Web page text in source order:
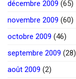
décembre 2009 (65)
novembre 2009 (60)
octobre 2009 (46)
septembre 2009 (28)
août 2009 (2)